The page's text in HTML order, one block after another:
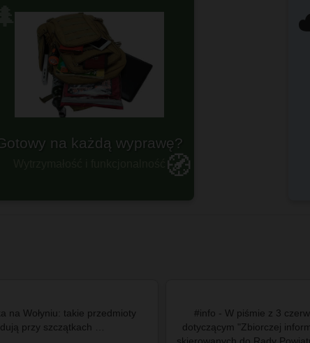
🌲
🧭
na każdą wyprawę?
Plecaki militarne
na Wołyniu: takie przedmioty
#info - W piśmie z 3
dotyczącym "Zbiorczej
skierowanych do Rady